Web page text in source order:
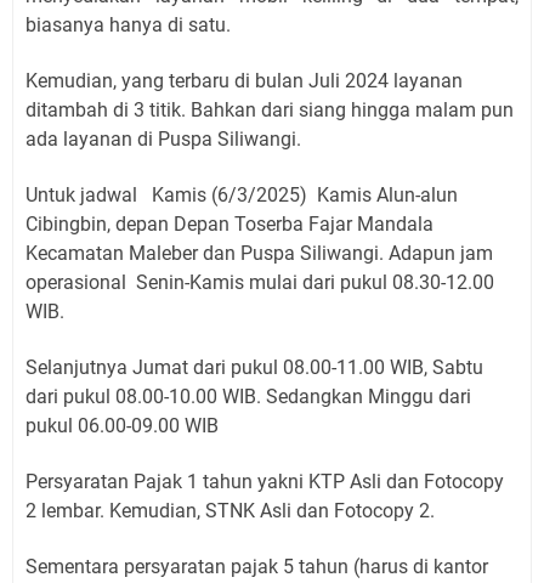
biasanya hanya di satu.
Kemudian, yang terbaru di bulan Juli 2024 layanan
ditambah di 3 titik. Bahkan dari siang hingga malam pun
ada layanan di Puspa Siliwangi.
Untuk jadwal Kamis (6/3/2025) Kamis Alun-alun
Cibingbin, depan Depan Toserba Fajar Mandala
Kecamatan Maleber dan Puspa Siliwangi. Adapun jam
operasional Senin-Kamis mulai dari pukul 08.30-12.00
WIB.
Selanjutnya Jumat dari pukul 08.00-11.00 WIB, Sabtu
dari pukul 08.00-10.00 WIB. Sedangkan Minggu dari
pukul 06.00-09.00 WIB
Persyaratan Pajak 1 tahun yakni KTP Asli dan Fotocopy
2 lembar. Kemudian, STNK Asli dan Fotocopy 2.
Sementara persyaratan pajak 5 tahun (harus di kantor